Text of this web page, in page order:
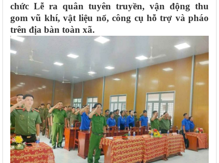
chức Lễ ra quân tuyên truyền, vận động thu
gom vũ khí, vật liệu nổ, công cụ hỗ trợ và pháo
trên địa bàn toàn xã.